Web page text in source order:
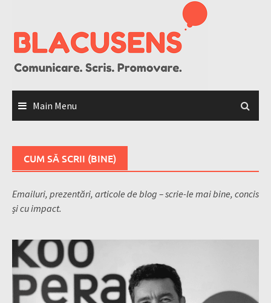
content
Main Menu
CUM SĂ SCRII (BINE)
Emailuri, prezentări, articole de blog – scrie-le mai bine, concis
și cu impact.